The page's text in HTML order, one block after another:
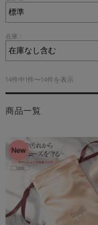
在庫：
14件中1件〜14件を表示
商品一覧